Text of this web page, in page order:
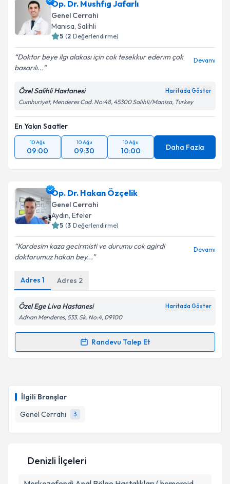
İlgili Branşlar
Genel Cerrahi
3
Op. Dr. Mushfıg Jafarlı
Genel Cerrahi
Manisa, Salihli
5 (2 Değerlendirme)
Doktor beye ilgı alakası için cok tesekkur ederım çok
basarılı...
Devamı
Özel Salihli Hastanesi Haritada Göster
Cumhuriyet, Menderes Cad. No:48, 45300 Salihli/Manisa, Turkey
En Yakın Saatler
10 Ağu
09:00
10 Ağu
09:30
10 Ağu
10:00 Daha Fazla
Op. Dr. Hakan Özçelik
Genel Cerrahi
Aydın, Efeler
5 (3 Değerlendirme)
Kardesim kaza gecirmisti ve durumu cok agirdi
doktorumuz hakan bey...
Devamı
Adres 1 Adres 2
Özel Ege Liva Hastanesi Haritada Göster
Adnan Menderes, 533. Sk. No:4, 09100
Randevu Talep Et
Randevu Takvimi Talebi
takvim hazırlandığında e-posta ile bilgilendireceğiz.
E-posta Adresiniz
Denizli İlçeleri